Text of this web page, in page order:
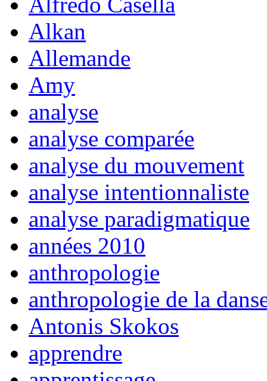
Alkan
Allemande
Amy
analyse
analyse comparée
analyse du mouvement
analyse intentionnaliste
analyse paradigmatique
années 2010
anthropologie
anthropologie de la
Antonis Skokos
apprendre